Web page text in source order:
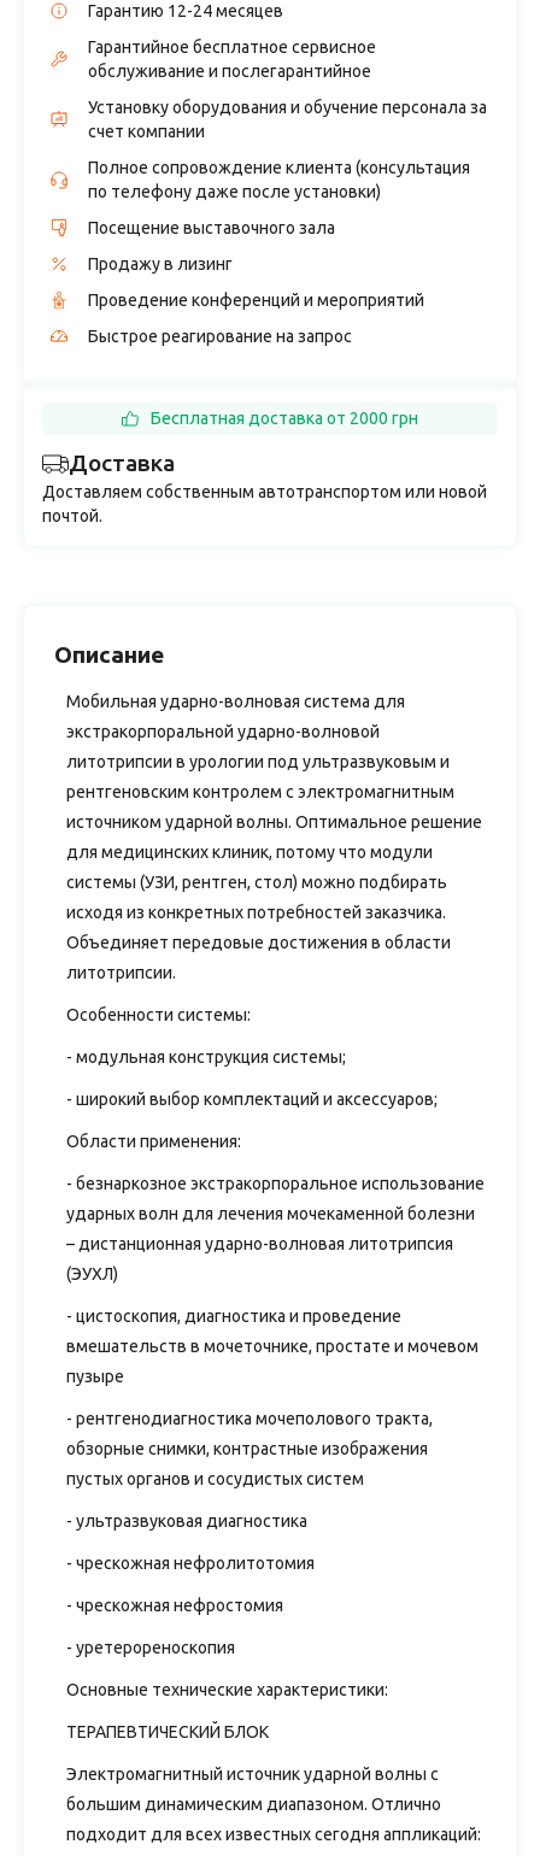
Гарантию 12-24 месяцев
Гарантийное бесплатное сервисное
обслуживание и послегарантийное
Установку оборудования и обучение персонала за
счет компании
Полное сопровождение клиента (консультация
по телефону даже после установки)
Посещение выставочного зала
Продажу в лизинг
Проведение конференций и мероприятий
Быстрое реагирование на запрос
Доставка
Доставляем собственным автотранспортом или новой
почтой.
Бесплатная доставка от 2000 грн
Описание
Мобильная ударно-волновая система для
экстракорпоральной ударно-волновой
литотрипсии в урологии под ультразвуковым и
рентгеновским контролем с электромагнитным
источником ударной волны. Оптимальное решение
для медицинских клиник, потому что модули
системы (УЗИ, рентген, стол) можно подбирать
исходя из конкретных потребностей заказчика.
Объединяет передовые достижения в области
литотрипсии.
Особенности системы:
- модульная конструкция системы;
- широкий выбор комплектаций и аксессуаров;
Области применения:
- безнаркозное экстракорпоральное использование
ударных волн для лечения мочекаменной болезни
– дистанционная ударно-волновая литотрипсия
(ЭУХЛ)
- цистоскопия, диагностика и проведение
вмешательств в мочеточнике, простате и мочевом
пузыре
- рентгенодиагностика мочеполового тракта,
обзорные снимки, контрастные изображения
пустых органов и сосудистых систем
- ультразвуковая диагностика
- чрескожная нефролитотомия
- чрескожная нефростомия
- уретерореноскопия
Основные технические характеристики:
ТЕРАПЕВТИЧЕСКИЙ БЛОК
Электромагнитный источник ударной волны с
большим динамическим диапазоном. Отлично
подходит для всех известных сегодня аппликаций: